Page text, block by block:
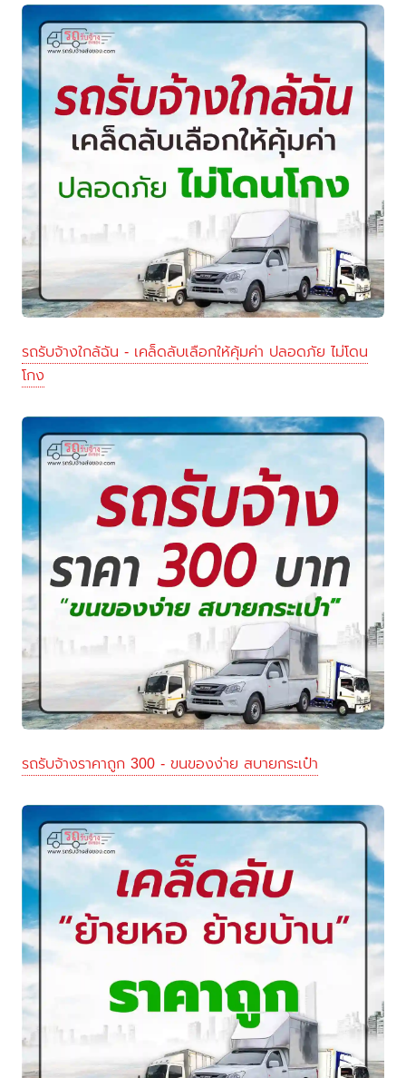
รถรับจ้างใกล้ฉัน - เคล็ดลับเลือกให้คุ้มค่า ปลอดภัย ไม่โดน
โกง
รถรับจ้างราคาถูก 300 - ขนของง่าย สบายกระเป๋า